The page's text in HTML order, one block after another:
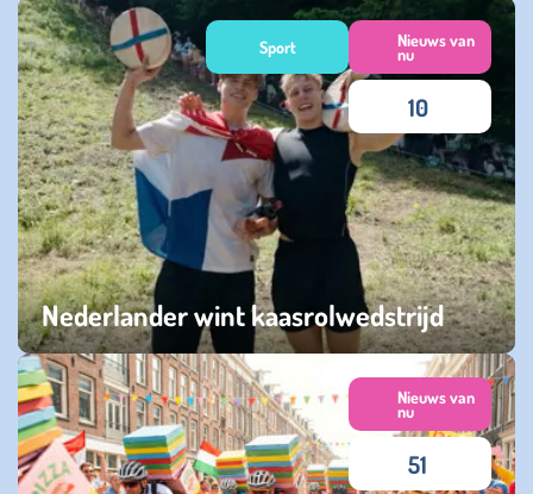
Nederlander wint kaasrolwedstrijd
woensdag 27 mei 2026
Sport Nieuws van
nu
10
Nieuws van
nu
51